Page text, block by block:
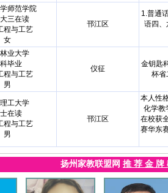
师范学院
三在读
程与工艺
女
邗江区
1.普通
语四、
业大学
毕业
程与工艺
男
仪征
金钥匙
杯省
工大学
在读
程与工艺
男
邗江区
本人性
化学教
在校获
赛华东
扬州家教联盟网 推 荐 金 牌